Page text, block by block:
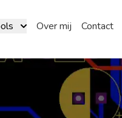
Over mij Contact